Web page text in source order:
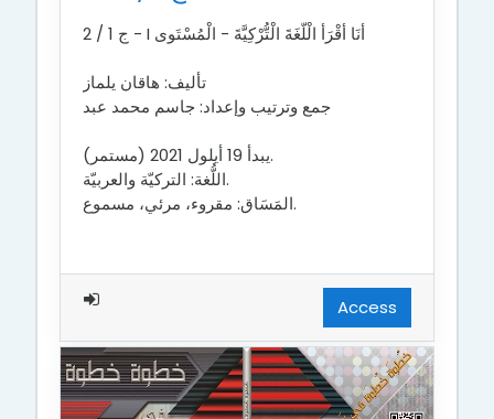
أَنَا أَقْرَأُ الْلُّغَةَ الْتُّرْكِيَّةَ - الْمُسْتَوى I - ج 1 / 2
تأليف: هاقان يلماز
جمع وترتيب وإعداد: جاسم محمد عبد
يبدأ 19 أيلول 2021 (مستمر).
اللُّغة: التركيّة والعربيّة.
المَسَاق: مقروء، مرئي، مسموع.
Access